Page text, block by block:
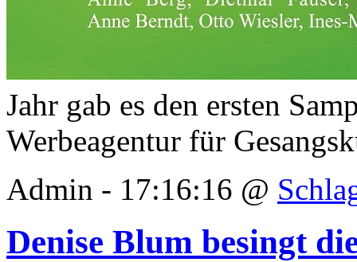
Jahr gab es den ersten
Werbeagentur für
Admin - 17:16:16 @
Denise Blum besingt